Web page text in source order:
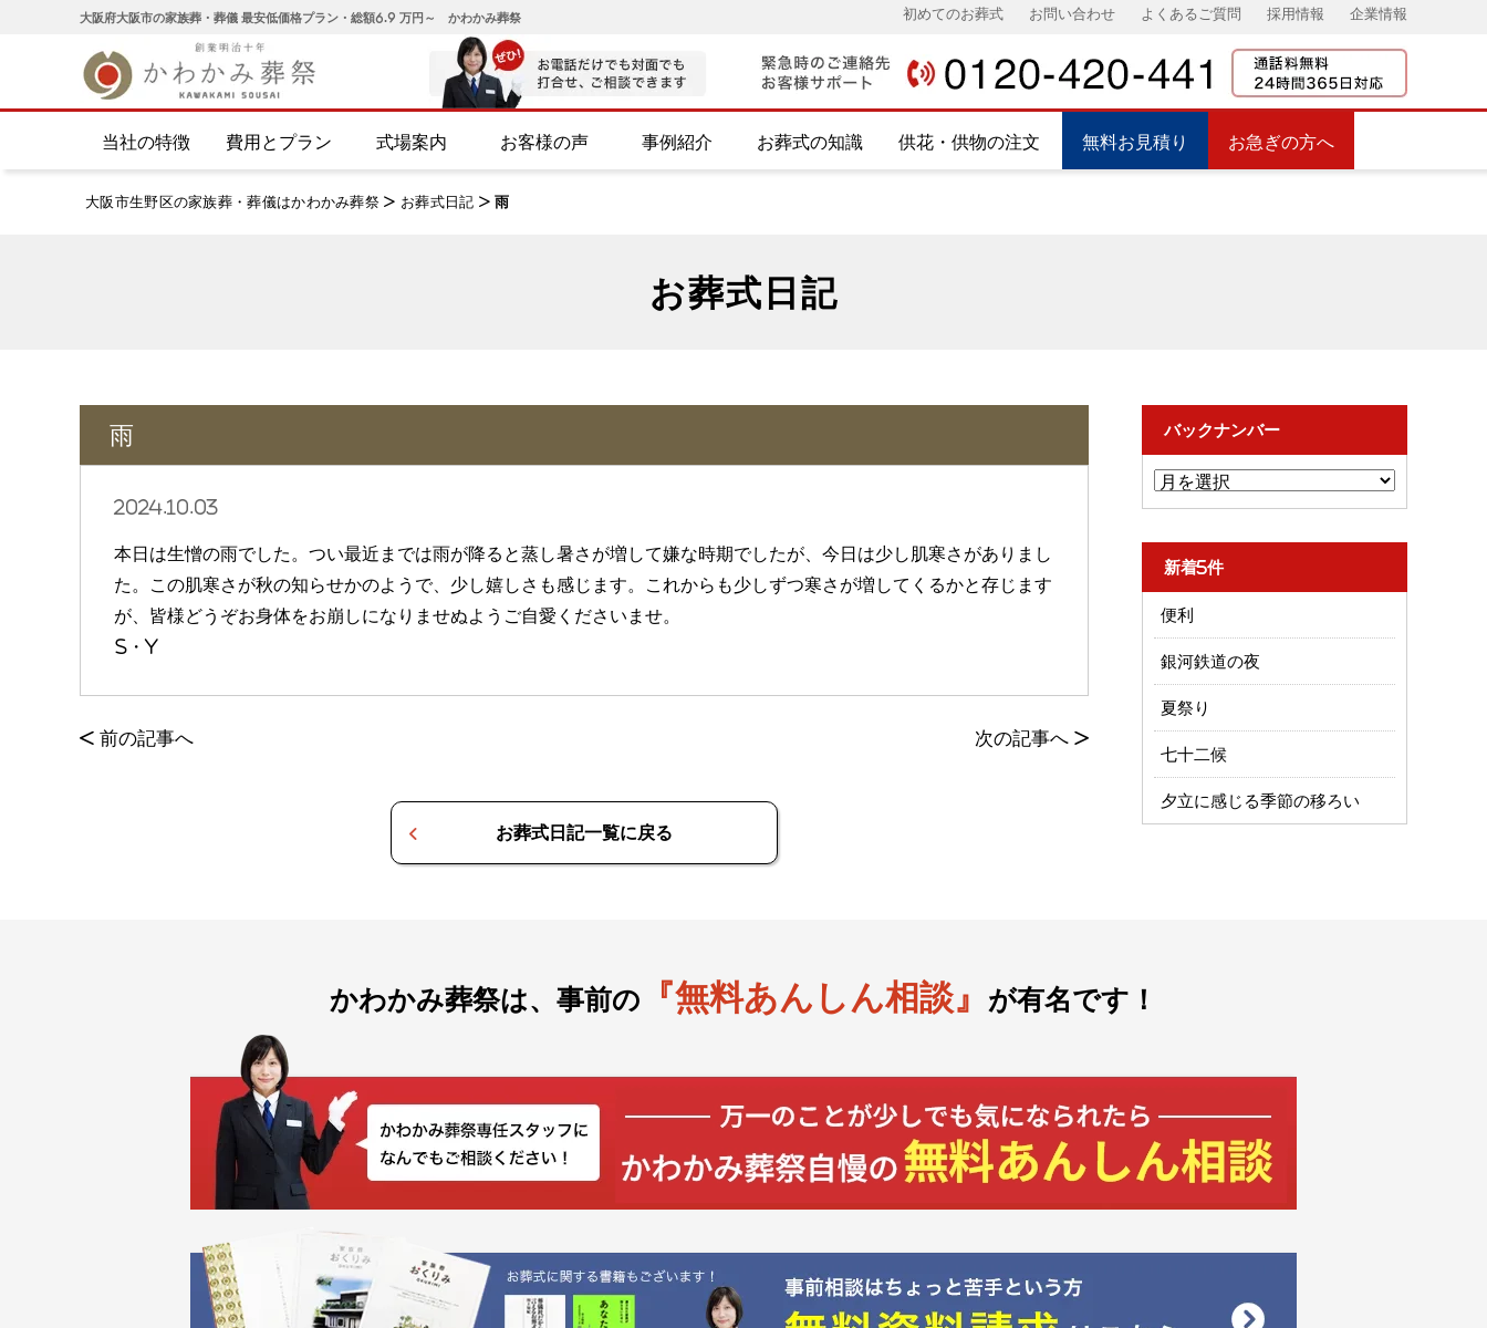
大阪府大阪市の家族葬・葬儀 最安低価格プラン・総額6.9 万円～ かわかみ葬祭 初めてのお葬式 お問い合わせ よくあるご質問 採用情報 企業情報
当社の特徴 費用とプラン 式場案内 お客様の声 事例紹介 お葬式の知識 供花・供物の注文 無料お見積り お急ぎの方へ
大阪市生野区の家族葬・葬儀はかわかみ葬祭 > お葬式日記 >雨
お葬式日記
雨
2024.10.03
本日は生憎の雨でした。つい最近までは雨が降ると蒸し暑さが増して嫌な時期でしたが、今日は少し肌寒さがありまし
た。この肌寒さが秋の知らせかのようで、少し嬉しさも感じます。これからも少しずつ寒さが増してくるかと存じます
が、皆様どうぞお身体をお崩しになりませぬようご自愛くださいませ。
S・Y
< 前の記事へ 次の記事へ >
お葬式日記一覧に戻る
バックナンバー
新着5件
便利
銀河鉄道の夜
夏祭り
七十二候
夕立に感じる季節の移ろい
かわかみ葬祭は、事前の 『無料あんしん相談』 が有名です！